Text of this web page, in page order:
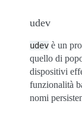
udev
udev è un
quello di
dispositivi
funzionalità
nomi